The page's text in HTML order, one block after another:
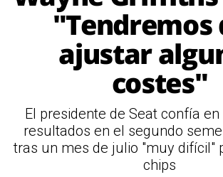
"Tendremos
ajustar
costes"
El presidente de Seat confía
resultados en el segundo
tras un mes de julio "muy difícil"
chips